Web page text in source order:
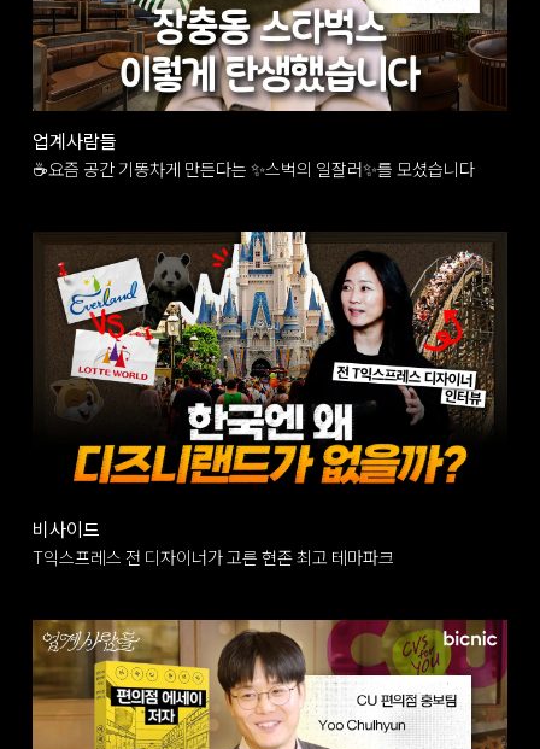
업계사람들
☕요즘 공간 기똥차게 만든다는 ✨스벅의 일잘러✨를 모셨습니다
비사이드
T익스프레스 전 디자이너가 고른 현존 최고 테마파크